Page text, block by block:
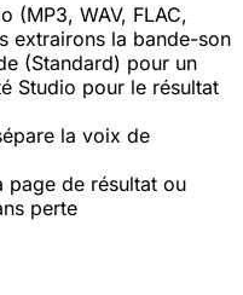
(MP3, WAV, FLAC,
extrairons la bande-son
(Standard) pour un
Studio pour le résultat
la voix de
page de résultat ou
perte